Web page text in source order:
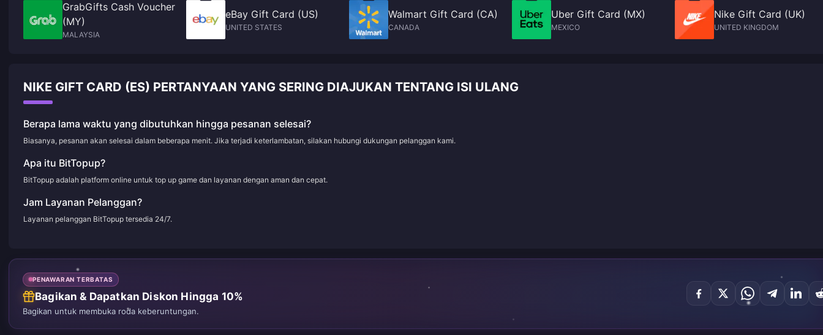
GrabGifts Cash Voucher
(MY)
MALAYSIA
eBay Gift Card (US)
UNITED STATES
Walmart Gift Card (CA)
CANADA
Uber Gift Card (MX)
MEXICO
Nike Gift Card (UK)
UNITED KINGDOM
NIKE GIFT CARD (ES) PERTANYAAN YANG SERING DIAJUKAN TENTANG ISI ULANG
Berapa lama waktu yang dibutuhkan hingga pesanan selesai?
Biasanya, pesanan akan selesai dalam beberapa menit. Jika terjadi keterlambatan, silakan hubungi dukungan pelanggan kami.
Apa itu BitTopup?
BitTopup adalah platform online untuk top up game dan layanan dengan aman dan cepat.
Jam Layanan Pelanggan?
Layanan pelanggan BitTopup tersedia 24/7.
PENAWARAN TERBATAS
Bagikan & Dapatkan Diskon Hingga 10%
Bagikan untuk membuka roda keberuntungan.